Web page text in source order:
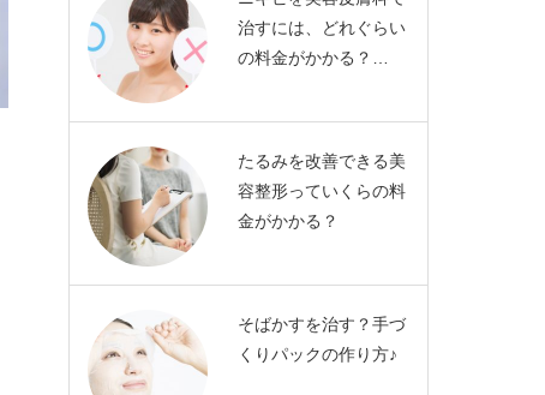
治すには、どれぐらい
の料金がかかる？…
たるみを改善できる美
容整形っていくらの料
金がかかる？
そばかすを治す？手づ
くりパックの作り方♪